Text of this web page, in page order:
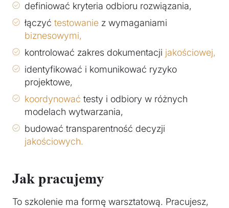
definiować kryteria odbioru rozwiązania,
łączyć testowanie z wymaganiami
biznesowymi,
kontrolować zakres dokumentacji jakościowej,
identyfikować i komunikować ryzyko
projektowe,
koordynować testy i odbiory w różnych
modelach wytwarzania,
budować transparentność decyzji
jakościowych.
Jak pracujemy
To szkolenie ma formę warsztatową. Pracujesz,